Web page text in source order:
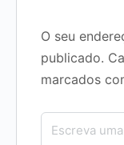
O seu
publicado.
marcados